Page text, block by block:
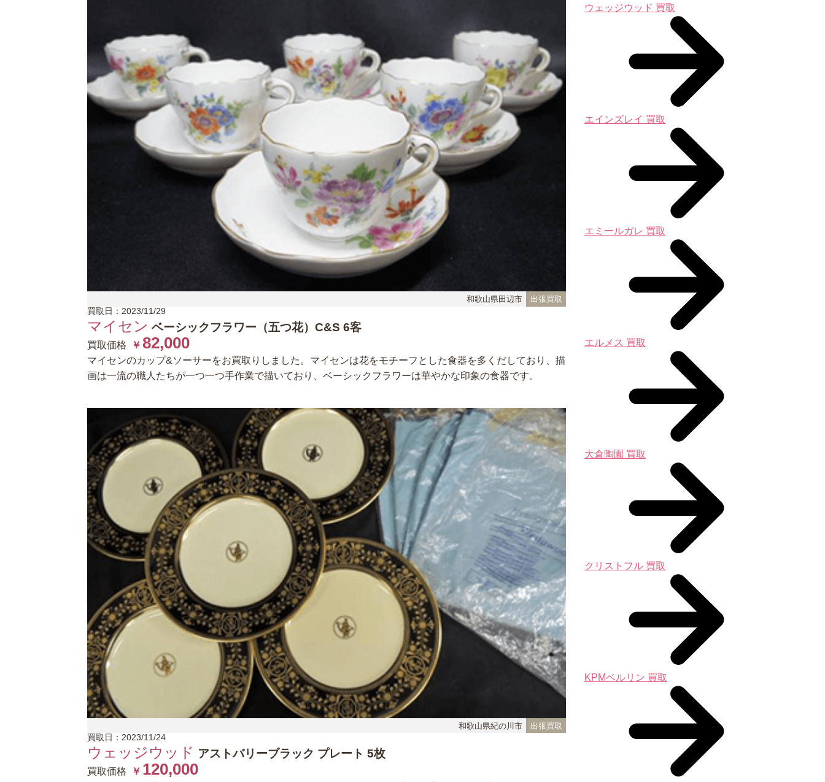
和歌山県田辺市
出張買取
買取日：2023/11/29
マイセン ベーシックフラワー（五つ花）C&S 6客
買取価格 ￥ 82,000
マイセンのカップ&ソーサーをお買取りしました。マイセンは花をモチーフとした食器を多くだしており、描
画は一流の職人たちが一つ一つ手作業で描いており、ベーシックフラワーは華やかな印象の食器です。
和歌山県紀の川市
出張買取
買取日：2023/11/24
ウェッジウッド アストバリーブラック プレート 5枚
買取価格 ￥ 120,000
ウェッジウッド 買取
エインズレイ 買取
エミールガレ 買取
エルメス 買取
大倉陶園 買取
クリストフル 買取
KPMベルリン 買取